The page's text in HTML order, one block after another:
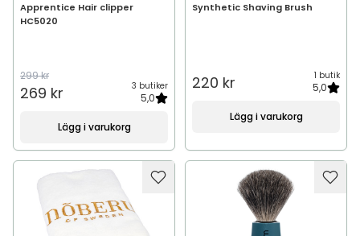
Apprentice Hair clipper
HC5020
299 kr
269 kr 3 butiker
5,0
Lägg i varukorg
Synthetic Shaving Brush
220 kr 1 butik
5,0
Lägg i varukorg